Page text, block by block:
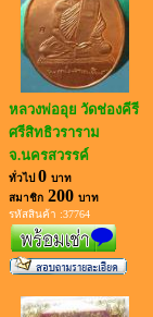
หลวงพ่ออุย วัดช่องคีรี
ศรีสิทธิวราราม
จ.นครสวรรค์
ทั่วไป 0 บาท
สมาชิก200 บาท
รหัสสินค้า :37764